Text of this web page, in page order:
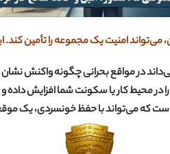
امنیت یک مجموعه را تأمین کند.
در مواقع بحرانی چگونه واکنش نشان
محیط کار یا سکونت شما افزایش داده و
که می‌تواند با حفظ خونسردی، یک